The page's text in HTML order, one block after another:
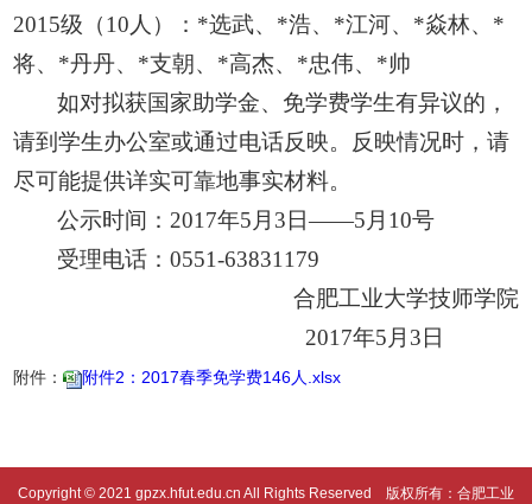
2015级（10人）： *选武、 *浩、 *江河、 *焱林、 *
将、 *丹丹、 *支朝、 *高杰、 *忠伟、 *帅
如对拟获国家助学金、免学费学生有异议的，
请到学生办公室或通过电话反映。反映情况时，请
尽可能提供详实可靠地事实材料。
公示时间：2017年5月 3 日——5月 10号
受理电话：0551-63831179
合肥工业大学技师学院
2017年5月 3 日
附件： 附件2：2017春季免学费146人.xlsx
Copyright © 2021 gpzx.hfut.edu.cn All Rights Reserved 版权所有：合肥工业